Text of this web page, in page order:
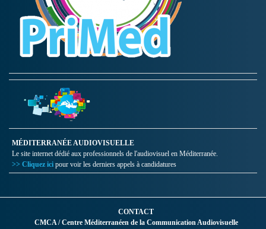
MÉDITERRANÉE AUDIOVISUELLE
Le site internet dédié aux professionnels de l'audiovisuel en Méditerranée.
>> Cliquez ici pour voir les derniers appels à candidatures
CONTACT
CMCA / Centre Méditerranéen de la Communication Audiovisuelle